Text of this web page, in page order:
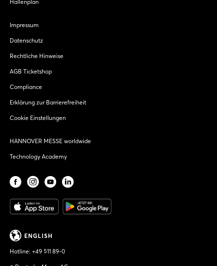
Hallenplan
Impressum
Datenschutz
Rechtliche Hinweise
AGB Ticketshop
Compliance
Erklärung zur Barrierefreiheit
Cookie Einstellungen
HANNOVER MESSE worldwide
Technology Academy
ENGLISH
Hotline: +49 511 89-0